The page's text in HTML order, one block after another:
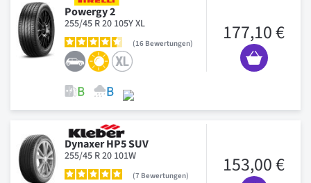
Powergy 2
255/45 R 20 105Y XL
16 Bewertungen 177,10 €
Dynaxer HP5 SUV
255/45 R 20 101W
7 Bewertungen 153,00 €